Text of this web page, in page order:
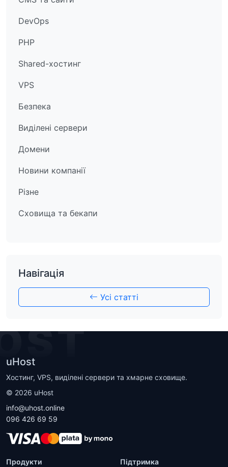
DevOps
PHP
Shared-хостинг
VPS
Безпека
Виділені сервери
Домени
Новини компанії
Різне
Сховища та бекапи
Навігація
Усі статті
uHost
Хостинг, VPS, виділені сервери та хмарне сховище.
© 2026 uHost
info@uhost.online
096 426 69 59
Продукти Підтримка